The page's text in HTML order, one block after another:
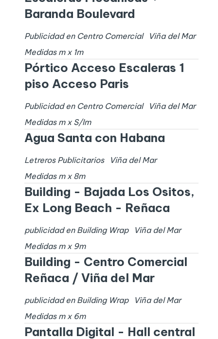
Baranda Boulevard
Publicidad en Centro Comercial
Viña del Mar
Medidas m x 1m
Pórtico Acceso Escaleras 1
piso Acceso Paris
Publicidad en Centro Comercial
Viña del Mar
Medidas m x S/Im
Agua Santa con Habana
Letreros Publicitarios
Viña del Mar
Medidas m x 8m
Building - Bajada Los Ositos,
Ex Long Beach - Reñaca
publicidad en Building Wrap
Viña del Mar
Medidas m x 9m
Building - Centro Comercial
Reñaca / Viña del Mar
publicidad en Building Wrap
Viña del Mar
Medidas m x 6m
Pantalla Digital - Hall central